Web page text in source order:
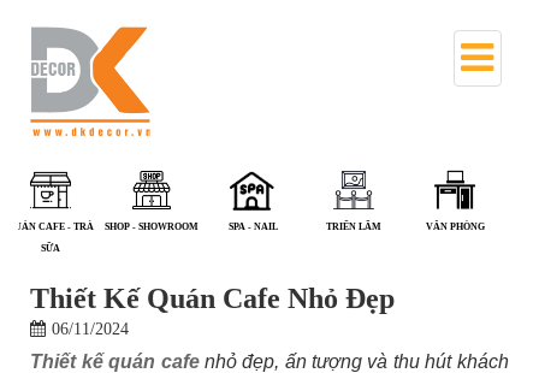
NHÀ PHỐ
PHÒNG KHÁM - NHÀ
QUÁN ĂN
QUÁN CAFE - TRÀ
SHOP - SHOWROOM
Thiết Kế Quán Cafe Nhỏ Đẹp
06/11/2024
Thiết kế quán cafenhỏ đẹp, ấn tượng và thu hút khách